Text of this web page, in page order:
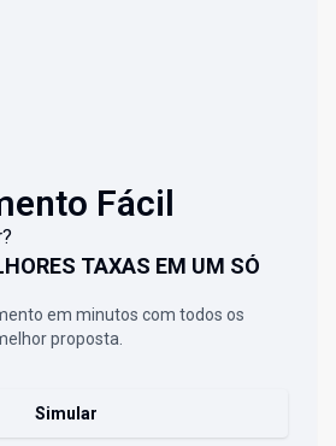
Fácil
TAXAS EM UM SÓ
em minutos com todos os
proposta.
Simular